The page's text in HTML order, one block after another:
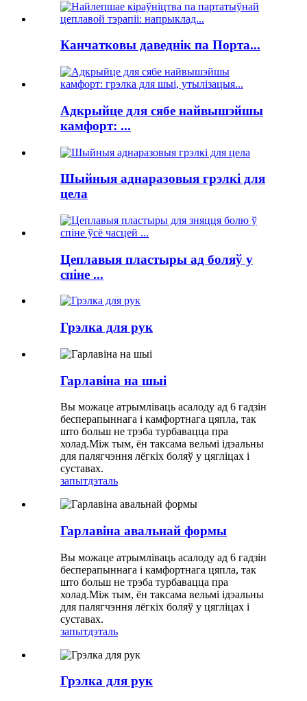
Канчатковы даведнік па Порта...
Адкрыйце для сябе найвышэйшы
камфорт: ...
Шыйныя аднаразовыя грэлкі для
цела
Цеплавыя пластыры ад боляў у
спіне ...
Грэлка для рук
Гарлавіна на шыі
Вы можаце атрымліваць асалоду ад 6 гадзін
бесперапыннага і камфортнага цяпла, так
што больш не трэба турбавацца пра
холад.Між тым, ён таксама вельмі ідэальны
для палягчэння лёгкіх боляў у цягліцах і
суставах.
запытдэталь
Гарлавіна авальнай формы
Вы можаце атрымліваць асалоду ад 6 гадзін
бесперапыннага і камфортнага цяпла, так
што больш не трэба турбавацца пра
холад.Між тым, ён таксама вельмі ідэальны
для палягчэння лёгкіх боляў у цягліцах і
суставах.
запытдэталь
Грэлка для рук